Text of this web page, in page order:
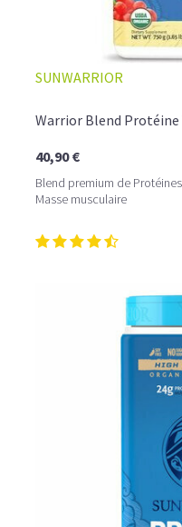
SUNWARRIOR
Warrior Blend Protéine
40,90 €
Blend premium de
Masse musculaire